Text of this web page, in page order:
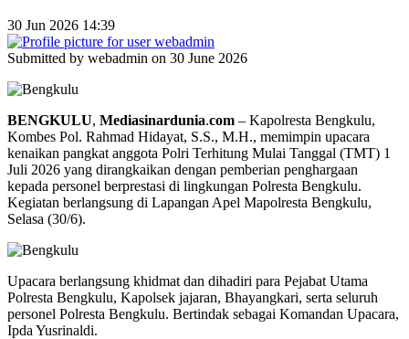
30 Jun 2026 14:39
Submitted by webadmin on 30 June 2026
BENGKULU, Mediasinardunia.com – Kapolresta Bengkulu,
Kombes Pol. Rahmad Hidayat, S.S., M.H., memimpin upacara
kenaikan pangkat anggota Polri Terhitung Mulai Tanggal (TMT) 1
Juli 2026 yang dirangkaikan dengan pemberian penghargaan
kepada personel berprestasi di lingkungan Polresta Bengkulu.
Kegiatan berlangsung di Lapangan Apel Mapolresta Bengkulu,
Selasa (30/6).
Upacara berlangsung khidmat dan dihadiri para Pejabat Utama
Polresta Bengkulu, Kapolsek jajaran, Bhayangkari, serta seluruh
personel Polresta Bengkulu. Bertindak sebagai Komandan Upacara,
Ipda Yusrinaldi.